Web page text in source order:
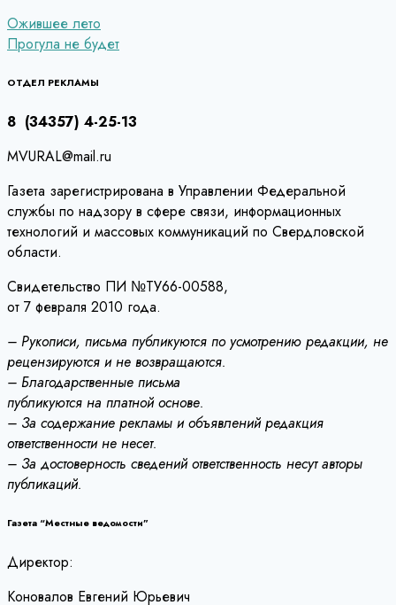
Навигация
по
записям
Ожившее лето
Прогула не будет
ОТДЕЛ РЕКЛАМЫ
8 (34357) 4-25-13
MVURAL@mail.ru
Газета зарегистрирована в Управлении Федеральной
службы по надзору в сфере связи, информационных
технологий и массовых коммуникаций по Свердловской
области.
Свидетельство ПИ №ТУ66-00588,
от 7 февраля 2010 года.
– Рукописи, письма публикуются по усмотрению редакции, не
рецензируются и не возвращаются.
– Благодарственные письма
публикуются на платной основе.
– За содержание рекламы и объявлений редакция
ответственности не несет.
– За достоверность сведений ответственность несут авторы
публикаций.
Газета “Местные ведомости”
Директор:
Коновалов Евгений Юрьевич